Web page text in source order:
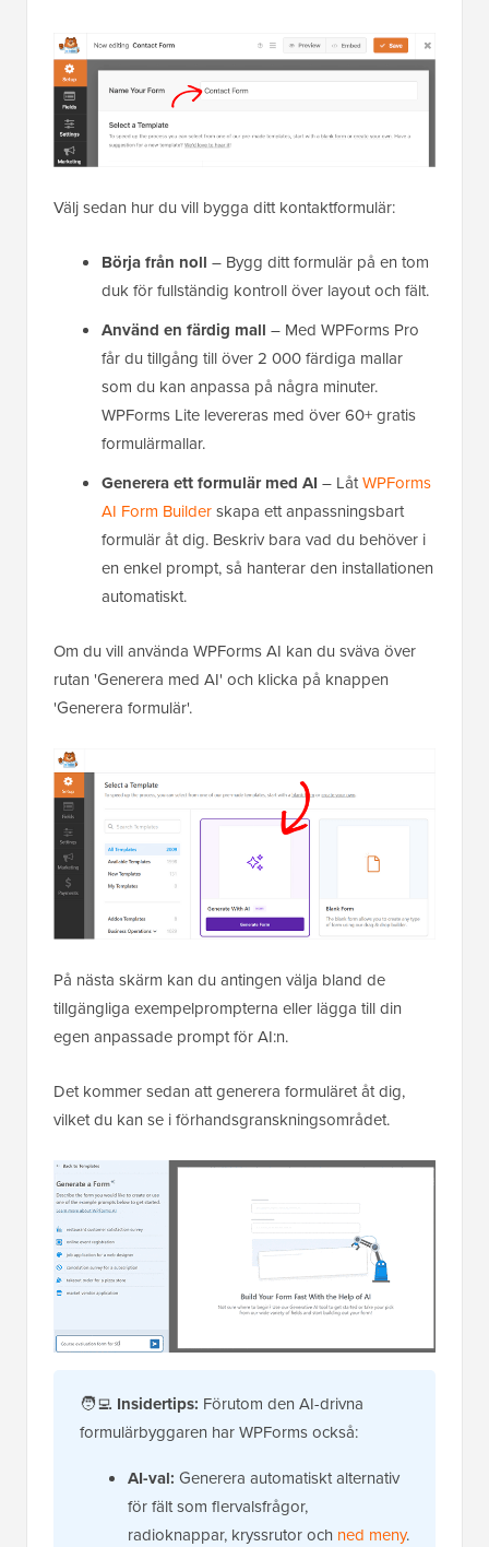
Välj sedan hur du vill bygga ditt kontaktformulär:
Börja från noll – Bygg ditt formulär på en tom
duk för fullständig kontroll över layout och fält.
Använd en färdig mall – Med WPForms Pro
får du tillgång till över 2 000 färdiga mallar
som du kan anpassa på några minuter.
WPForms Lite levereras med över 60+ gratis
formulärmallar.
Generera ett formulär med AI – LåtWPForms
AI Form Builderskapa ett anpassningsbart
formulär åt dig. Beskriv bara vad du behöver i
en enkel prompt, så hanterar den installationen
automatiskt.
Om du vill använda WPForms AI kan du sväva över
rutan 'Generera med AI' och klicka på knappen
'Generera formulär'.
På nästa skärm kan du antingen välja bland de
tillgängliga exempelprompterna eller lägga till din
egen anpassade prompt för AI:n.
Det kommer sedan att generera formuläret åt dig,
vilket du kan se i förhandsgranskningsområdet.
🧑‍💻 Insidertips: Förutom den AI-drivna
formulärbyggaren har WPForms också:
AI-val: Generera automatiskt alternativ
för fält som flervalsfrågor,
radioknappar, kryssrutor och ned meny.